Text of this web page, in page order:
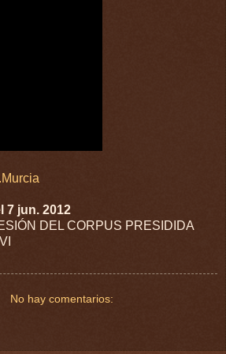
7 jun. 2012
DEL CORPUS PRESIDIDA
No hay comentarios: